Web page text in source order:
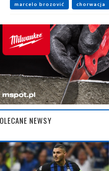
marcelo brozović chorwacja
NEWSY